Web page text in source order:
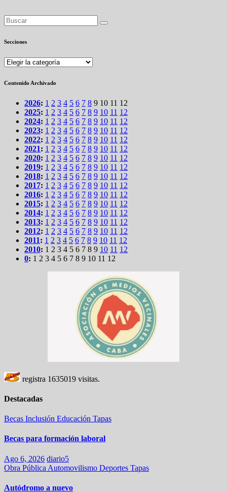
Secciones
Secciones
Contenido Archivado
2026: 1 2 3 4 5 6 7 8 9 10 11 12
2025: 1 2 3 4 5 6 7 8 9 10 11 12
2024: 1 2 3 4 5 6 7 8 9 10 11 12
2023: 1 2 3 4 5 6 7 8 9 10 11 12
2022: 1 2 3 4 5 6 7 8 9 10 11 12
2021: 1 2 3 4 5 6 7 8 9 10 11 12
2020: 1 2 3 4 5 6 7 8 9 10 11 12
2019: 1 2 3 4 5 6 7 8 9 10 11 12
2018: 1 2 3 4 5 6 7 8 9 10 11 12
2017: 1 2 3 4 5 6 7 8 9 10 11 12
2016: 1 2 3 4 5 6 7 8 9 10 11 12
2015: 1 2 3 4 5 6 7 8 9 10 11 12
2014: 1 2 3 4 5 6 7 8 9 10 11 12
2013: 1 2 3 4 5 6 7 8 9 10 11 12
2012: 1 2 3 4 5 6 7 8 9 10 11 12
2011: 1 2 3 4 5 6 7 8 9 10 11 12
2010: 1 2 3 4 5 6 7 8 9 10 11 12
0: 1 2 3 4 5 6 7 8 9 10 11 12
registra 1635019 visitas.
Destacadas
Becas Inclusión Educación Tapas
Becas para formación laboral
Ago 6, 2026 diario5
Obra Pública Automovilismo Deportes Tapas
Autódromo a nuevo